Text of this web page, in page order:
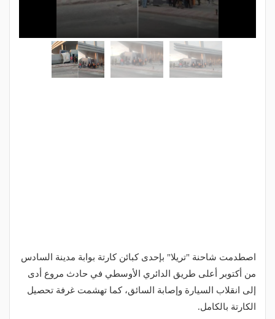
اصطدمت شاحنة "تريلا" بإحدى كبائن كارتة بوابة مدينة السادس
من أكتوبر أعلى طريق الدائري الأوسطي في حادث مروع أدى
إلى انقلاب السيارة وإصابة السائق، كما تهشمت غرفة تحصيل
الكارتة بالكامل.